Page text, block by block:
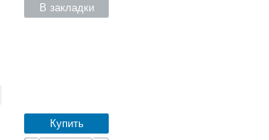
В закладки
Купить